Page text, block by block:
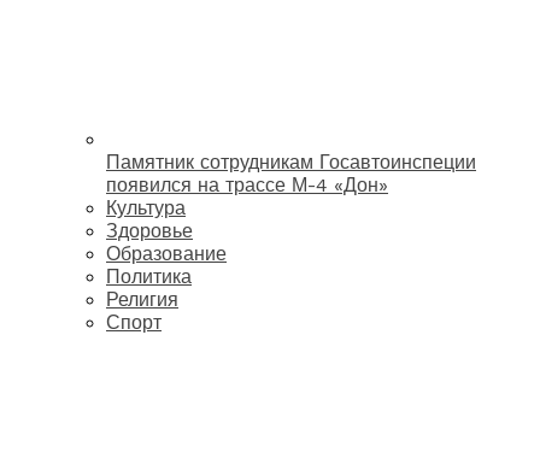
Памятник сотрудникам Госавтоинспеции
появился на трассе М-4 «Дон»
Культура
Здоровье
Образование
Политика
Религия
Спорт